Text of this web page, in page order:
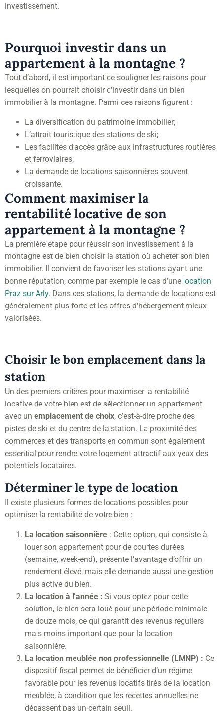
investissement.
Pourquoi investir dans un
appartement à la montagne ?
Tout d’abord, il est important de souligner les raisons pour
lesquelles on pourrait choisir d’investir dans un bien
immobilier à la montagne. Parmi ces raisons figurent :
La diversification du patrimoine immobilier;
L’attrait touristique des stations de ski;
Les facilités d’accès grâce aux infrastructures routières
et ferroviaires;
La demande de locations saisonnières souvent
croissante.
Comment maximiser la
rentabilité locative de son
appartement à la montagne ?
La première étape pour réussir son investissement à la
montagne est de bien choisir la station où acheter son bien
immobilier. Il convient de favoriser les stations ayant une
bonne réputation, comme par exemple le cas d’une location
Praz sur Arly. Dans ces stations, la demande de locations est
généralement plus forte et les offres d’hébergement mieux
valorisées.
Choisir le bon emplacement dans la
station
Un des premiers critères pour maximiser la rentabilité
locative de votre bien est de sélectionner un appartement
avec un emplacement de choix, c’est-à-dire proche des
pistes de ski et du centre de la station. La proximité des
commerces et des transports en commun sont également
essential pour rendre votre logement attractif aux yeux des
potentiels locataires.
Déterminer le type de location
Il existe plusieurs formes de locations possibles pour
optimiser la rentabilité de votre bien :
La location saisonnière : Cette option, qui consiste à
louer son appartement pour de courtes durées
(semaine, week-end), présente l’avantage d’offrir un
rendement élevé, mais elle demande aussi une gestion
plus active du bien.
La location à l’année : Si vous optez pour cette
solution, le bien sera loué pour une période minimale
de douze mois, ce qui garantit des revenus réguliers
mais moins important que pour la location
saisonnière.
La location meublée non professionnelle (LMNP) : Ce
dispositif fiscal permet de bénéficier d’un régime
favorable pour les revenus locatifs tirés de la location
meublée, à condition que les recettes annuelles ne
dépassent pas un certain seuil.